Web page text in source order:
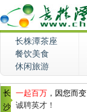
长株潭茶座
餐饮美食
休闲旅游
长
沙
一起百万 ，因您而变
诚聘英才！